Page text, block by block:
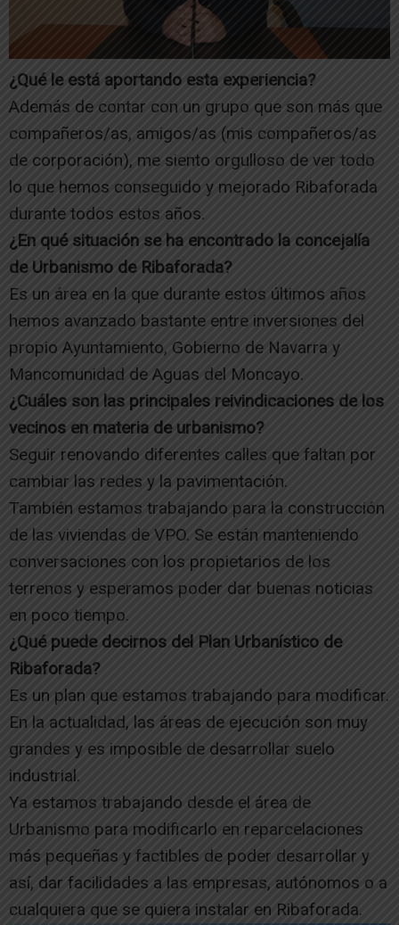
¿Qué le está aportando esta experiencia?
Además de contar con un grupo que son más que
compañeros/as, amigos/as (mis compañeros/as
de corporación), me siento orgulloso de ver todo
lo que hemos conseguido y mejorado Ribaforada
durante todos estos años.
¿En qué situación se ha encontrado la concejalía
de Urbanismo de Ribaforada?
Es un área en la que durante estos últimos años
hemos avanzado bastante entre inversiones del
propio Ayuntamiento, Gobierno de Navarra y
Mancomunidad de Aguas del Moncayo.
¿Cuáles son las principales reivindicaciones de los
vecinos en materia de urbanismo?
Seguir renovando diferentes calles que faltan por
cambiar las redes y la pavimentación.
También estamos trabajando para la construcción
de las viviendas de VPO. Se están manteniendo
conversaciones con los propietarios de los
terrenos y esperamos poder dar buenas noticias
en poco tiempo.
¿Qué puede decirnos del Plan Urbanístico de
Ribaforada?
Es un plan que estamos trabajando para modificar.
En la actualidad, las áreas de ejecución son muy
grandes y es imposible de desarrollar suelo
industrial.
Ya estamos trabajando desde el área de
Urbanismo para modificarlo en reparcelaciones
más pequeñas y factibles de poder desarrollar y
así, dar facilidades a las empresas, autónomos o a
cualquiera que se quiera instalar en Ribaforada.